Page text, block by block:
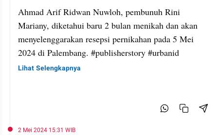
Ahmad Arif Ridwan Nuwloh, pembunuh Rini
Mariany, diketahui baru 2 bulan menikah dan akan
menyelenggarakan resepsi pernikahan pada 5 Mei
2024 di Palembang. #publisherstory #urbanid
Lihat Selengkapnya
2 Mei 2024 15:31 WIB